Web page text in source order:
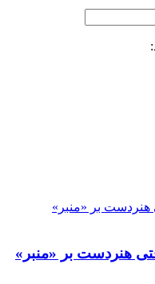
هنردست بر «منبر»